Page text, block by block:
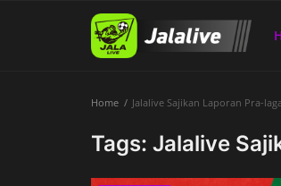
Home Jalalive Sajikan Laporan Pra-
Tags: Jalalive